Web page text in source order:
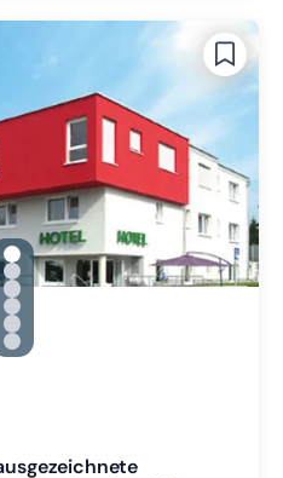
Zu Slide 1 wechseln
Zu Slide 2 wechseln
Zu Slide 3 wechseln
Zu Slide 4 wechseln
Zu Slide 5 wechseln
Zu Slide 6 wechseln